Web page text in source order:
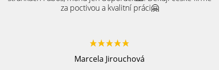
za poctivou a kvalitní práci🤗
Marcela Jirouchová